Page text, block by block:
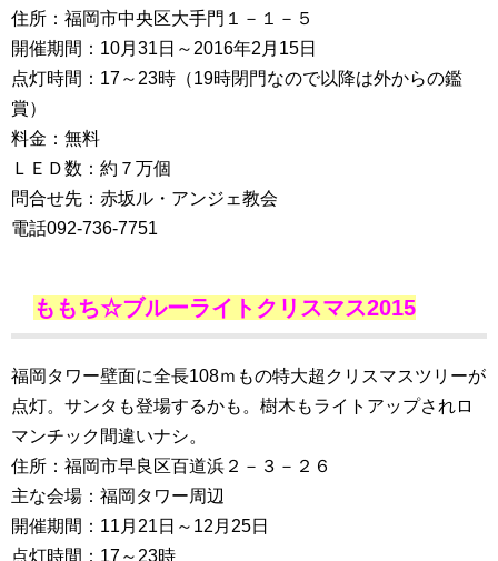
住所：福岡市中央区大手門１－１－５
開催期間：10月31日～2016年2月15日
点灯時間：17～23時（19時閉門なので以降は外からの鑑
賞）
料金：無料
ＬＥＤ数：約７万個
問合せ先：赤坂ル・アンジェ教会
電話092-736-7751
ももち☆ブルーライトクリスマス2015
福岡タワー壁面に全長108ｍもの特大超クリスマスツリーが
点灯。サンタも登場するかも。樹木もライトアップされロ
マンチック間違いナシ。
住所：福岡市早良区百道浜２－３－２６
主な会場：福岡タワー周辺
開催期間：11月21日～12月25日
点灯時間：17～23時